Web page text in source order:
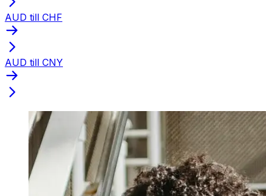
AUD till CHF
AUD till CNY